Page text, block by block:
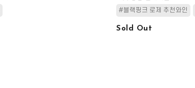
#블랙핑크 로제 추천와인
Sold Out